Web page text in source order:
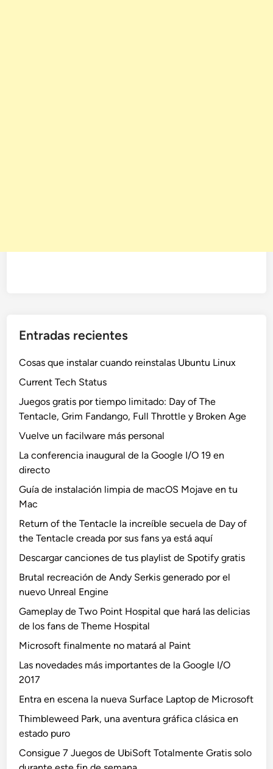
Entradas recientes
Cosas que instalar cuando reinstalas Ubuntu Linux
Current Tech Status
Juegos gratis por tiempo limitado: Day of The
Tentacle, Grim Fandango, Full Throttle y Broken Age
Vuelve un facilware más personal
La conferencia inaugural de la Google I/O 19 en
directo
Guía de instalación limpia de macOS Mojave en tu
Mac
Return of the Tentacle la increíble secuela de Day of
the Tentacle creada por sus fans ya está aquí
Descargar canciones de tus playlist de Spotify gratis
Brutal recreación de Andy Serkis generado por el
nuevo Unreal Engine
Gameplay de Two Point Hospital que hará las delicias
de los fans de Theme Hospital
Microsoft finalmente no matará al Paint
Las novedades más importantes de la Google I/O
2017
Entra en escena la nueva Surface Laptop de Microsoft
Thimbleweed Park, una aventura gráfica clásica en
estado puro
Consigue 7 Juegos de UbiSoft Totalmente Gratis solo